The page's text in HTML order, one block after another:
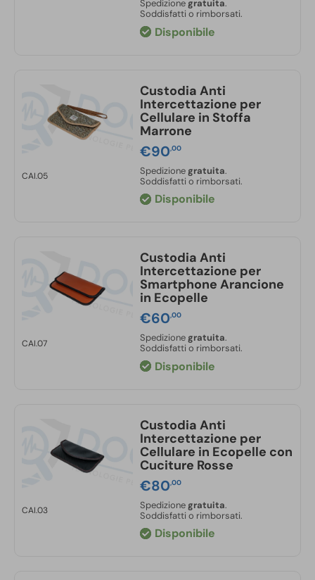
originale
era:
€1.150,00.
attuale
Spedizione gratuita.
Soddisfatti o rimborsati.
Disponibile
CAI.05
Custodia Anti
Intercettazione per
Cellulare in Stoffa
Marrone
€90,00
Spedizione gratuita.
Soddisfatti o rimborsati.
Disponibile
CAI.07
Custodia Anti
Intercettazione per
Smartphone Arancione
in Ecopelle
€60,00
Spedizione gratuita.
Soddisfatti o rimborsati.
Disponibile
CAI.03
Custodia Anti
Intercettazione per
Cellulare in Ecopelle con
Cuciture Rosse
€80,00
Spedizione gratuita.
Soddisfatti o rimborsati.
Disponibile